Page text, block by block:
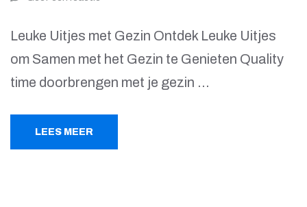
Leuke Uitjes met Gezin Ontdek Leuke Uitjes
om Samen met het Gezin te Genieten Quality
time doorbrengen met je gezin …
LEES MEER